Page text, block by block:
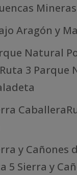
Mineras
Aragón y
Natural
3 Parque
y Cañones
5 Sierra y